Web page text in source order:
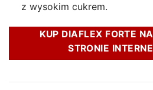
z wysokim cukrem.
KUP DIAFLEX FORTE
STRONIE